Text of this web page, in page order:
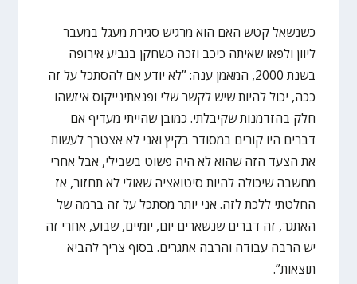
כשנשאל קטש האם הוא מרגיש סגירת מעגל במעבר
ליוון ולפאו שאיתה כיכב וזכה כשחקן בגביע אירופה
בשנת 2000, המאמן ענה: ”לא יודע אם להסתכל על זה
ככה, יכול להיות שיש לקשר שלי ופנאתינייקוס איזשהו
חלק בהזדמנות שקיבלתי. כמובן שהייתי מעדיף אם
דברים היו קורים במסודר בקיץ ואני לא אצטרך לעשות
את הצעד הזה שהוא לא היה פשוט בשבילי, אבל אחרי
מחשבה שיכולה להיות סיטואציה שאולי לא תחזור, אז
החלטתי ללכת לזה. אני יותר מסתכל על זה ברמה של
האתגר, זה דברים שנשארים יום, יומיים, שבוע, אחרי זה
יש הרבה עבודה והרבה אתגרים. בסוף צריך להביא
תוצאות”.